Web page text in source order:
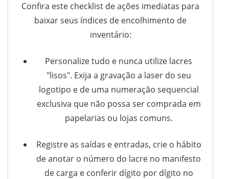
Confira este checklist de ações imediatas para
baixar seus índices de encolhimento de
inventário:
Personalize tudo e nunca utilize lacres
"lisos". Exija a gravação a laser do seu
logotipo e de uma numeração sequencial
exclusiva que não possa ser comprada em
papelarias ou lojas comuns.
Registre as saídas e entradas, crie o hábito
de anotar o número do lacre no manifesto
de carga e conferir dígito por dígito no